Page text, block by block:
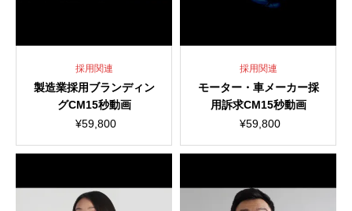
採用関連
製造業採用ブランディン
グCM15秒動画
¥59,800
採用関連
モーター・車メーカー採
用訴求CM15秒動画
¥59,800